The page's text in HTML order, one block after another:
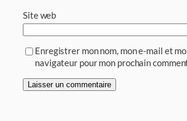
Site web
Enregistrer mon nom, mon e-mail et
navigateur pour mon prochain